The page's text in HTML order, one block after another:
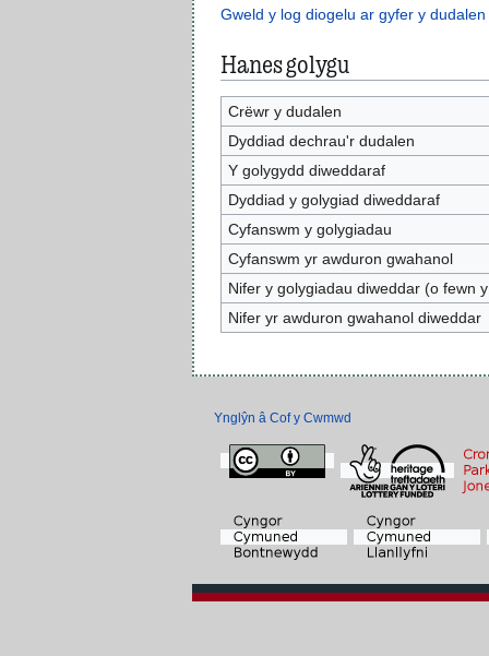
Gweld y log diogelu ar gyfer y
Hanes golygu
Crëwr y dudalen
Dyddiad dechrau'r dudalen
Y golygydd diweddaraf
Dyddiad y golygiad diweddaraf
Cyfanswm y golygiadau
Cyfanswm yr awduron gwahanol
Nifer y golygiadau diweddar (o fewn
Nifer yr awduron gwahanol diweddar
Ynglŷn â Cof y Cwmwd